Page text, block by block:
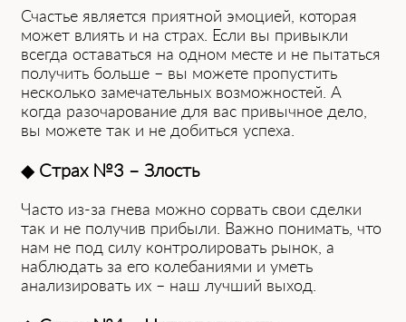
Счастье является приятной эмоцией, которая
может влиять и на страх. Если вы привыкли
всегда оставаться на одном месте и не пытаться
получить больше – вы можете пропустить
несколько замечательных возможностей. А
когда разочарование для вас привычное дело,
вы можете так и не добиться успеха.
◆ Страх №3 – Злость
Часто из-за гнева можно сорвать свои сделки
так и не получив прибыли. Важно понимать, что
нам не под силу контролировать рынок, а
наблюдать за его колебаниями и уметь
анализировать их – наш лучший выход.